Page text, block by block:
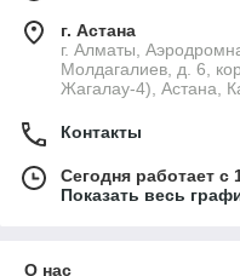
г. Астана
г. Алматы,
Молдагалиев, д. 6,
Жагалау-4), Астана,
Контакты
Сегодня работает с
Показать весь
О нас